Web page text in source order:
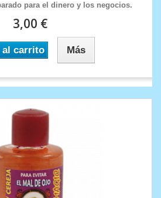
para el dinero y los negocios.
3,00 €
al carrito Más